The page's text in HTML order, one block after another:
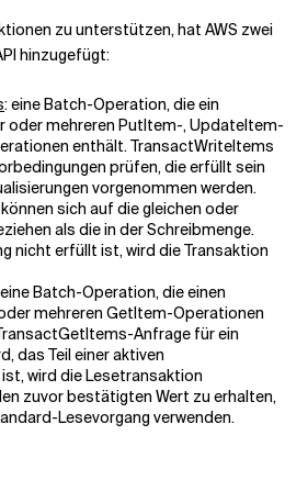
zu unterstützen, hat AWS zwei
hinzugefügt:
: eine Batch-Operation, die ein
oder mehreren PutItem-, UpdateItem-
enthält. TransactWriteItems
prüfen, die erfüllt sein
vorgenommen werden.
sich auf die gleichen oder
als die in der Schreibmenge.
nicht erfüllt ist, wird die Transaktion
Batch-Operation, die einen
mehreren GetItem-Operationen
Anfrage für ein
das Teil einer aktiven
wird die Lesetransaktion
zuvor bestätigten Wert zu erhalten,
Lesevorgang verwenden.